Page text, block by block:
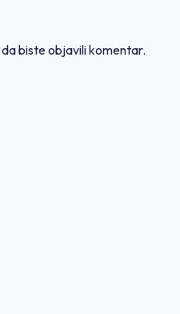
da biste objavili komentar.